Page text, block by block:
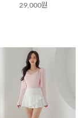
29,000원